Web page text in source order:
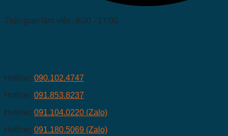
Thời gian làm việc: 8:00 - 17:00
Hotline: 090.102.4747
Hotline: 091.853.8237
Hotline: 091.104.0220 (Zalo)
Hotline: 091.180.5069 (Zalo)